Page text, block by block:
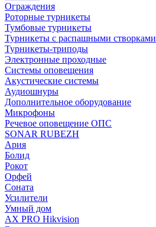
Ограждения
Роторные турникеты
Тумбовые турникеты
Турникеты с распашными створками
Турникеты-триподы
Электронные проходные
Системы оповещения
Акустические системы
Аудиошнуры
Дополнительное оборудование
Микрофоны
Речевое оповещение ОПС
SONAR RUBEZH
Ария
Болид
Рокот
Орфей
Соната
Усилители
Умный дом
AX PRO Hikvision